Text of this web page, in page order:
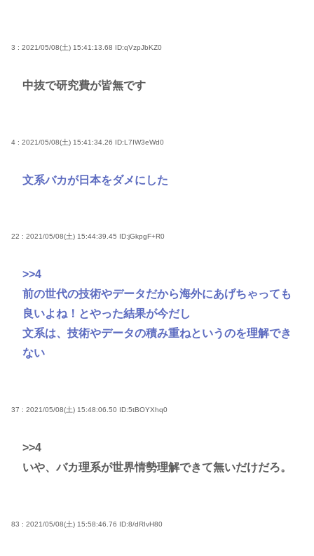
3 : 2021/05/08(土) 15:41:13.68 ID:qVzpJbKZ0
中抜で研究費が皆無です
4 : 2021/05/08(土) 15:41:34.26 ID:L7IW3eWd0
文系バカが日本をダメにした
22 : 2021/05/08(土) 15:44:39.45 ID:jGkpgF+R0
>>4
前の世代の技術やデータだから海外にあげちゃっても
良いよね！とやった結果が今だし
文系は、技術やデータの積み重ねというのを理解でき
ない
37 : 2021/05/08(土) 15:48:06.50 ID:5tBOYXhq0
>>4
いや、バカ理系が世界情勢理解できて無いだけだろ。
83 : 2021/05/08(土) 15:58:46.76 ID:8/dRIvH80